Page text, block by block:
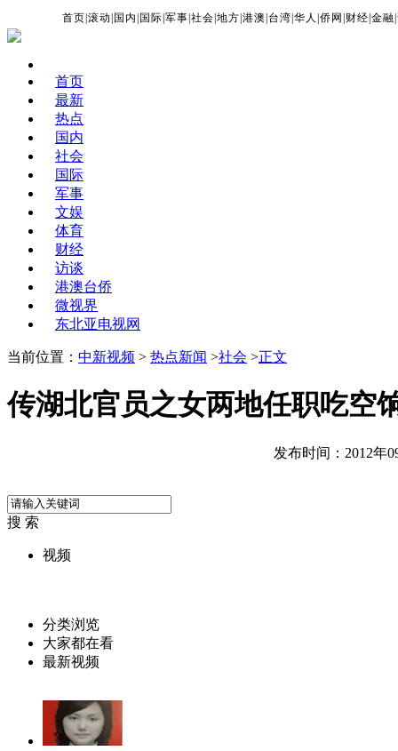
首页 |滚动 国内 国际 |军事 |社会 |地方 |港澳 台湾 |华人 |侨网 财经 |金融 |
首页
最新
热点
国内
社会
国际
军事
文娱
体育
财经
访谈
港澳台侨
微视界
东北亚电视网
当前位置： 中新视频 > 热点新闻 >社会 >正文
传湖北官员之女两地任职吃空
发布时间：2012年
搜 索
视频
分类浏览
大家都在看
最新视频